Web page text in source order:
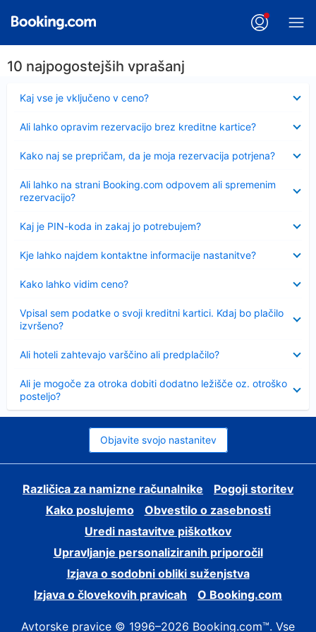
10 najpogostejših vprašanj
Kaj vse je vključeno v ceno?
Ali lahko opravim rezervacijo brez kreditne kartice?
Kako naj se prepričam, da je moja rezervacija potrjena?
Ali lahko na strani Booking.com odpovem ali spremenim
rezervacijo?
Kaj je PIN-koda in zakaj jo potrebujem?
Kje lahko najdem kontaktne informacije nastanitve?
Kako lahko vidim ceno?
Vpisal sem podatke o svoji kreditni kartici. Kdaj bo plačilo
izvršeno?
Ali hoteli zahtevajo varščino ali predplačilo?
Ali je mogoče za otroka dobiti dodatno ležišče oz. otroško
posteljo?
Objavite svojo nastanitev
Različica za namizne računalnike
Pogoji storitev
Kako poslujemo
Obvestilo o zasebnosti
Uredi nastavitve piškotkov
Upravljanje personaliziranih priporočil
Izjava o sodobni obliki suženjstva
Izjava o človekovih pravicah
O Booking.com
Avtorske pravice © 1996–2026 Booking.com™. Vse